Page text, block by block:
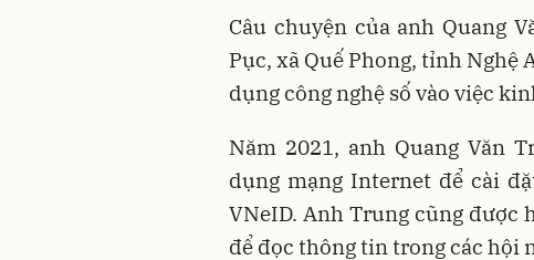
Câu chuyện của anh Quang
Pục, xã Quế Phong, tỉnh
dụng công nghệ số vào việc
Năm 2021, anh Quang Văn
dụng mạng Internet để cài
VNeID. Anh Trung cũng được
để đọc thông tin trong các hội